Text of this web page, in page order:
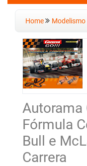
Home Modelismo
Autorama
Fórmula
Bull e
Carrera